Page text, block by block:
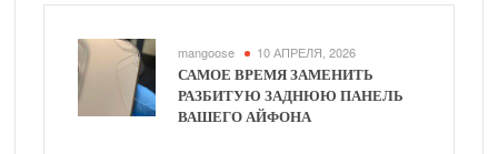
mangoose 10 АПРЕЛЯ, 2026
САМОЕ ВРЕМЯ ЗАМЕНИТЬ
РАЗБИТУЮ ЗАДНЮЮ ПАНЕЛЬ
ВАШЕГО АЙФОНА